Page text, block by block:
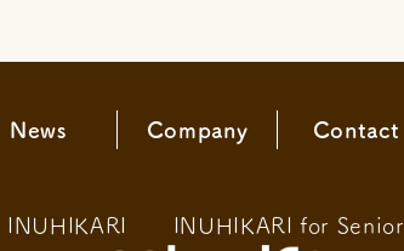
News Company Contact
INUHIKARI INUHIKARI for Senior